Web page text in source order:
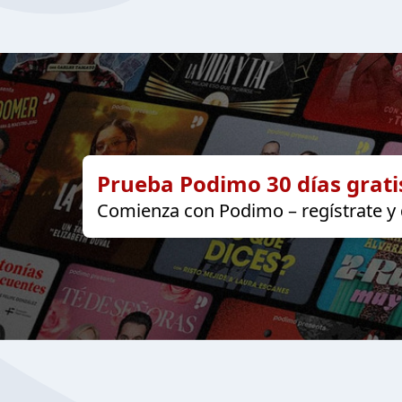
Prueba Podimo 30 días
Comienza con Podimo – regístrate